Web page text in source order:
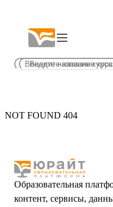
NOT FOUND 404
Образовательная
контент, сервисы,